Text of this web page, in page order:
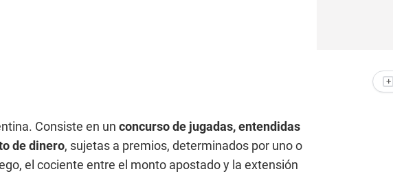
Consiste en un concurso de jugadas, entendidas
de dinero, sujetas a premios, determinados por uno o
el cociente entre el monto apostado y la extensión
+